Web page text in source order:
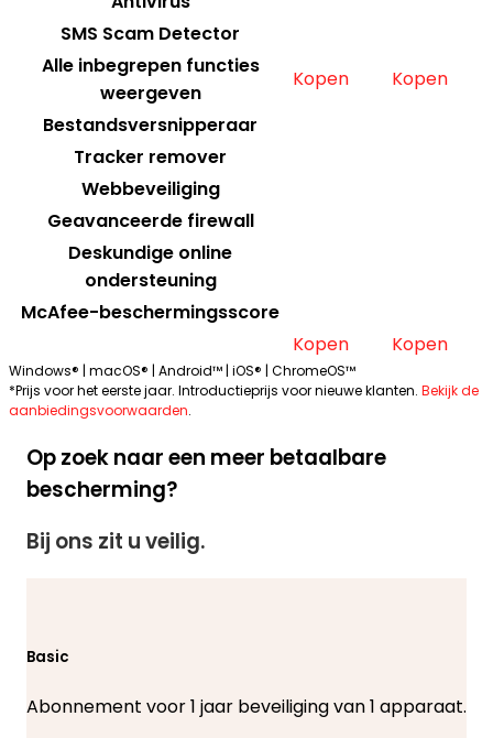
SMS Scam Detector
Alle inbegrepen functies
weergeven
Kopen
Kopen
Bestandsversnipperaar
Tracker remover
Webbeveiliging
Geavanceerde firewall​
Deskundige online
ondersteuning
McAfee-beschermingsscore
Kopen
Kopen
Windows® | macOS® | Android™ | iOS® | ChromeOS™
*Prijs voor het eerste jaar. Introductieprijs voor nieuwe klanten. Bekijk de
aanbiedingsvoorwaarden.
Op zoek naar een meer betaalbare
bescherming?
Bij ons zit u veilig.
Basic
Abonnement voor 1 jaar beveiliging van 1 apparaat.